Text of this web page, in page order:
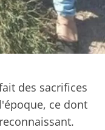
des sacrifices
ce dont